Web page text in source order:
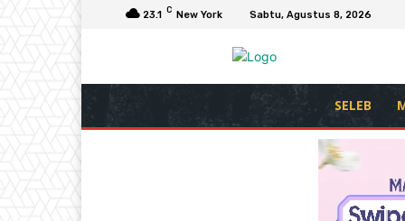
23.1 C New York Sabtu, Agustus 8, 2026
SELEB